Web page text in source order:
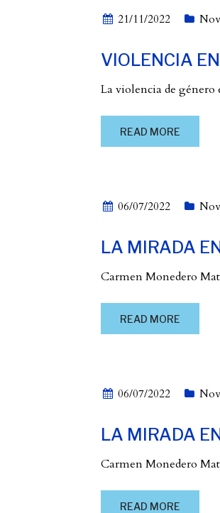
21/11/2022
VIOLENCIA
La violencia de
READ MORE
06/07/2022
LA MIRADA
Carmen Monedero
READ MORE
06/07/2022
LA MIRADA
Carmen Monedero
READ MORE